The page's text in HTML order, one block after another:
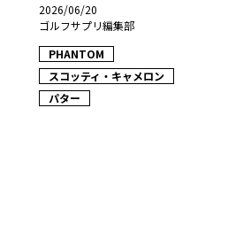
2026/06/20
ゴルフサプリ編集部
PHANTOM
スコッティ・キャメロン
パター